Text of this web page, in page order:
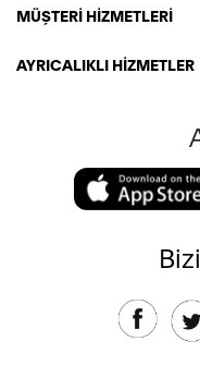
MÜŞTERİ HİZMETLERİ
AYRICALIKLI HİZMETLER